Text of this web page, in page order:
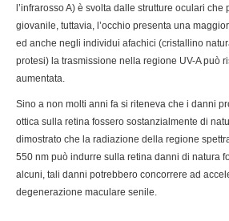
l’infrarosso A) è svolta dalle strutture oculari
giovanile, tuttavia, l’occhio presenta una
ed anche negli individui afachici (cristallino
protesi) la trasmissione nella regione UV-A può
aumentata.
Sino a non molti anni fa si riteneva che i danni
ottica sulla retina fossero sostanzialmente di
dimostrato che la radiazione della regione
550 nm può indurre sulla retina danni di natura
alcuni, tali danni potrebbero concorrere ad
degenerazione maculare senile.